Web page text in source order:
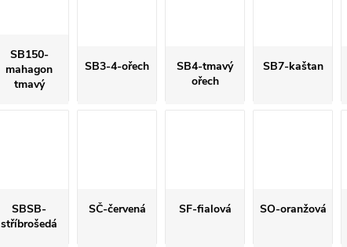
SB150-
mahagon
tmavý
SB3-4-ořech
SB4-tmavý
ořech
SB7-kaštan
SBSB-
stříbrošedá
SČ-červená SF-fialová SO-oranžová